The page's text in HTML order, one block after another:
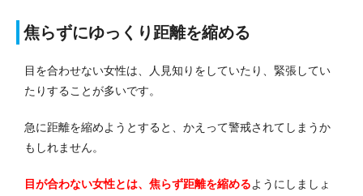
焦らずにゆっくり距離を縮める
目を合わせない女性は、人見知りをしていたり、緊張してい
たりすることが多いです。
急に距離を縮めようとすると、かえって警戒されてしまうか
もしれません。
目が合わない女性とは、焦らず距離を縮めるようにしましょ